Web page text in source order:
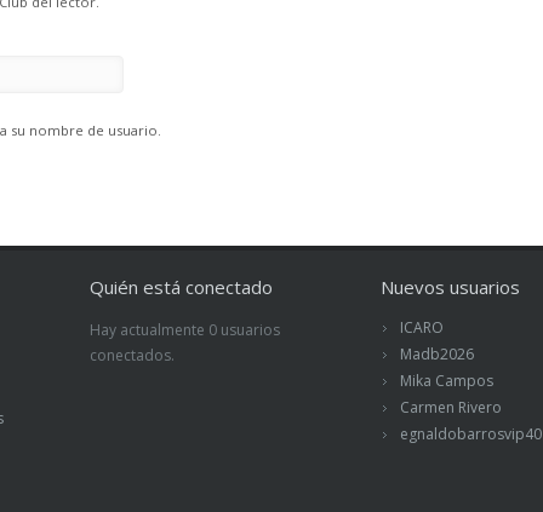
su nombre de usuario.
Quién está conectado
Hay actualmente 0 usuarios
conectados.
Nuevos usuarios
ICARO
Madb2026
Mika Campos
Carmen Rivero
egnaldobarrosvip40